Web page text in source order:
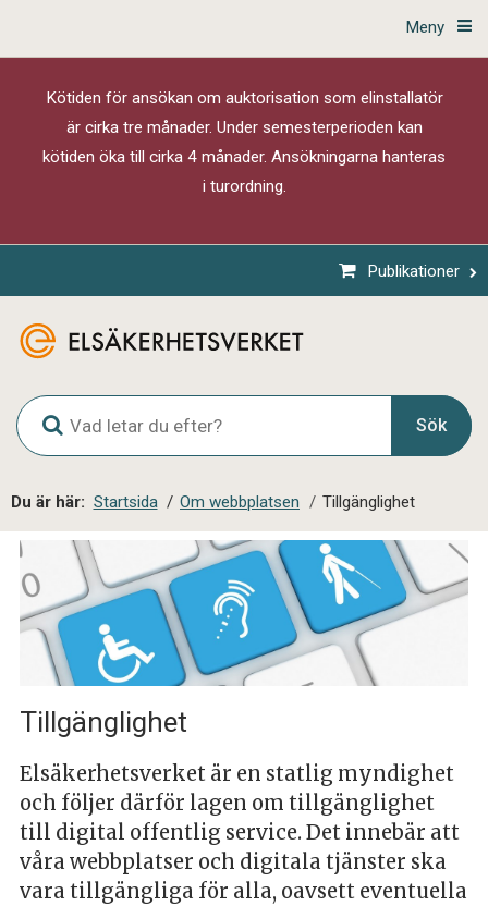
Meny
Kötiden för ansökan om auktorisation som elinstallatör
är cirka tre månader. Under semesterperioden kan
kötiden öka till cirka 4 månader. Ansökningarna hanteras
i turordning.
Publikationer
G
l
o
a
l
s
e
Sök
Du är här: Startsida / Om webbplatsen / Tillgänglighet
Tillgänglighet
Elsäkerhetsverket är en statlig myndighet
och följer därför lagen om tillgänglighet
till digital offentlig service. Det innebär att
våra webbplatser och digitala tjänster ska
vara tillgängliga för alla, oavsett eventuella